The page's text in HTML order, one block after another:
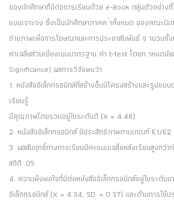
ของนักศึกษาที่มีต่อการเรียนด้วย e-Book กลุ่มตัวอย่างที่
แบบเจาะจง ซึ่งเป็นนักศึกษาภาคค ่าทั้งหมด ของคณะนิเ
ถ่ายภาพเพื่อการโฆษณาและการประชาสัมพันธ์ จ านวน
ค่าเฉลี่ยส่วนเบี่ยงเบนมาตรฐาน ค่า t-test โดยก าหนด
Significance) ผลการวิจัยพบว่า
1. หนังสืออิเล็กทรอนิกส์ที่สร้างขึ้นมีโครงสร้างและรูปแบ
เรียนรู้
มีคุณภาพโดยรวมอยู่ในระดับดี (X = 4.48)
2. หนังสืออิเล็กทรอนิกส์ มีประสิทธิภาพตามเกณฑ์ E1/
3. ผลสัมฤทธิ์ทางการเรียนมีคะแนนเฉลี่ยหลังเรียนสูงกว่
สถิติ .05
4. ความพึงพอใจที่มีต่อหนังสืออิเล็กทรอนิกส์อยู่ในระดับ
อิเล็กทรอนิกส์ (X = 4.34, SD. = 0.37) และด้านการใช้